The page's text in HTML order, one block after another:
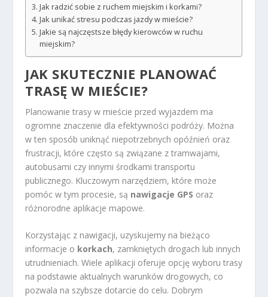
Jak radzić sobie z ruchem miejskim i korkami?
Jak unikać stresu podczas jazdy w mieście?
Jakie są najczęstsze błędy kierowców w ruchu
miejskim?
JAK SKUTECZNIE PLANOWAĆ
TRASĘ W MIEŚCIE?
Planowanie trasy w mieście przed wyjazdem ma
ogromne znaczenie dla efektywności podróży. Można
w ten sposób uniknąć niepotrzebnych opóźnień oraz
frustracji, które często są związane z tramwajami,
autobusami czy innymi środkami transportu
publicznego. Kluczowym narzędziem, które może
pomóc w tym procesie, są nawigacje GPS oraz
różnorodne aplikacje mapowe.
Korzystając z nawigacji, uzyskujemy na bieżąco
informacje o korkach, zamkniętych drogach lub innych
utrudnieniach. Wiele aplikacji oferuje opcję wyboru trasy
na podstawie aktualnych warunków drogowych, co
pozwala na szybsze dotarcie do celu. Dobrym